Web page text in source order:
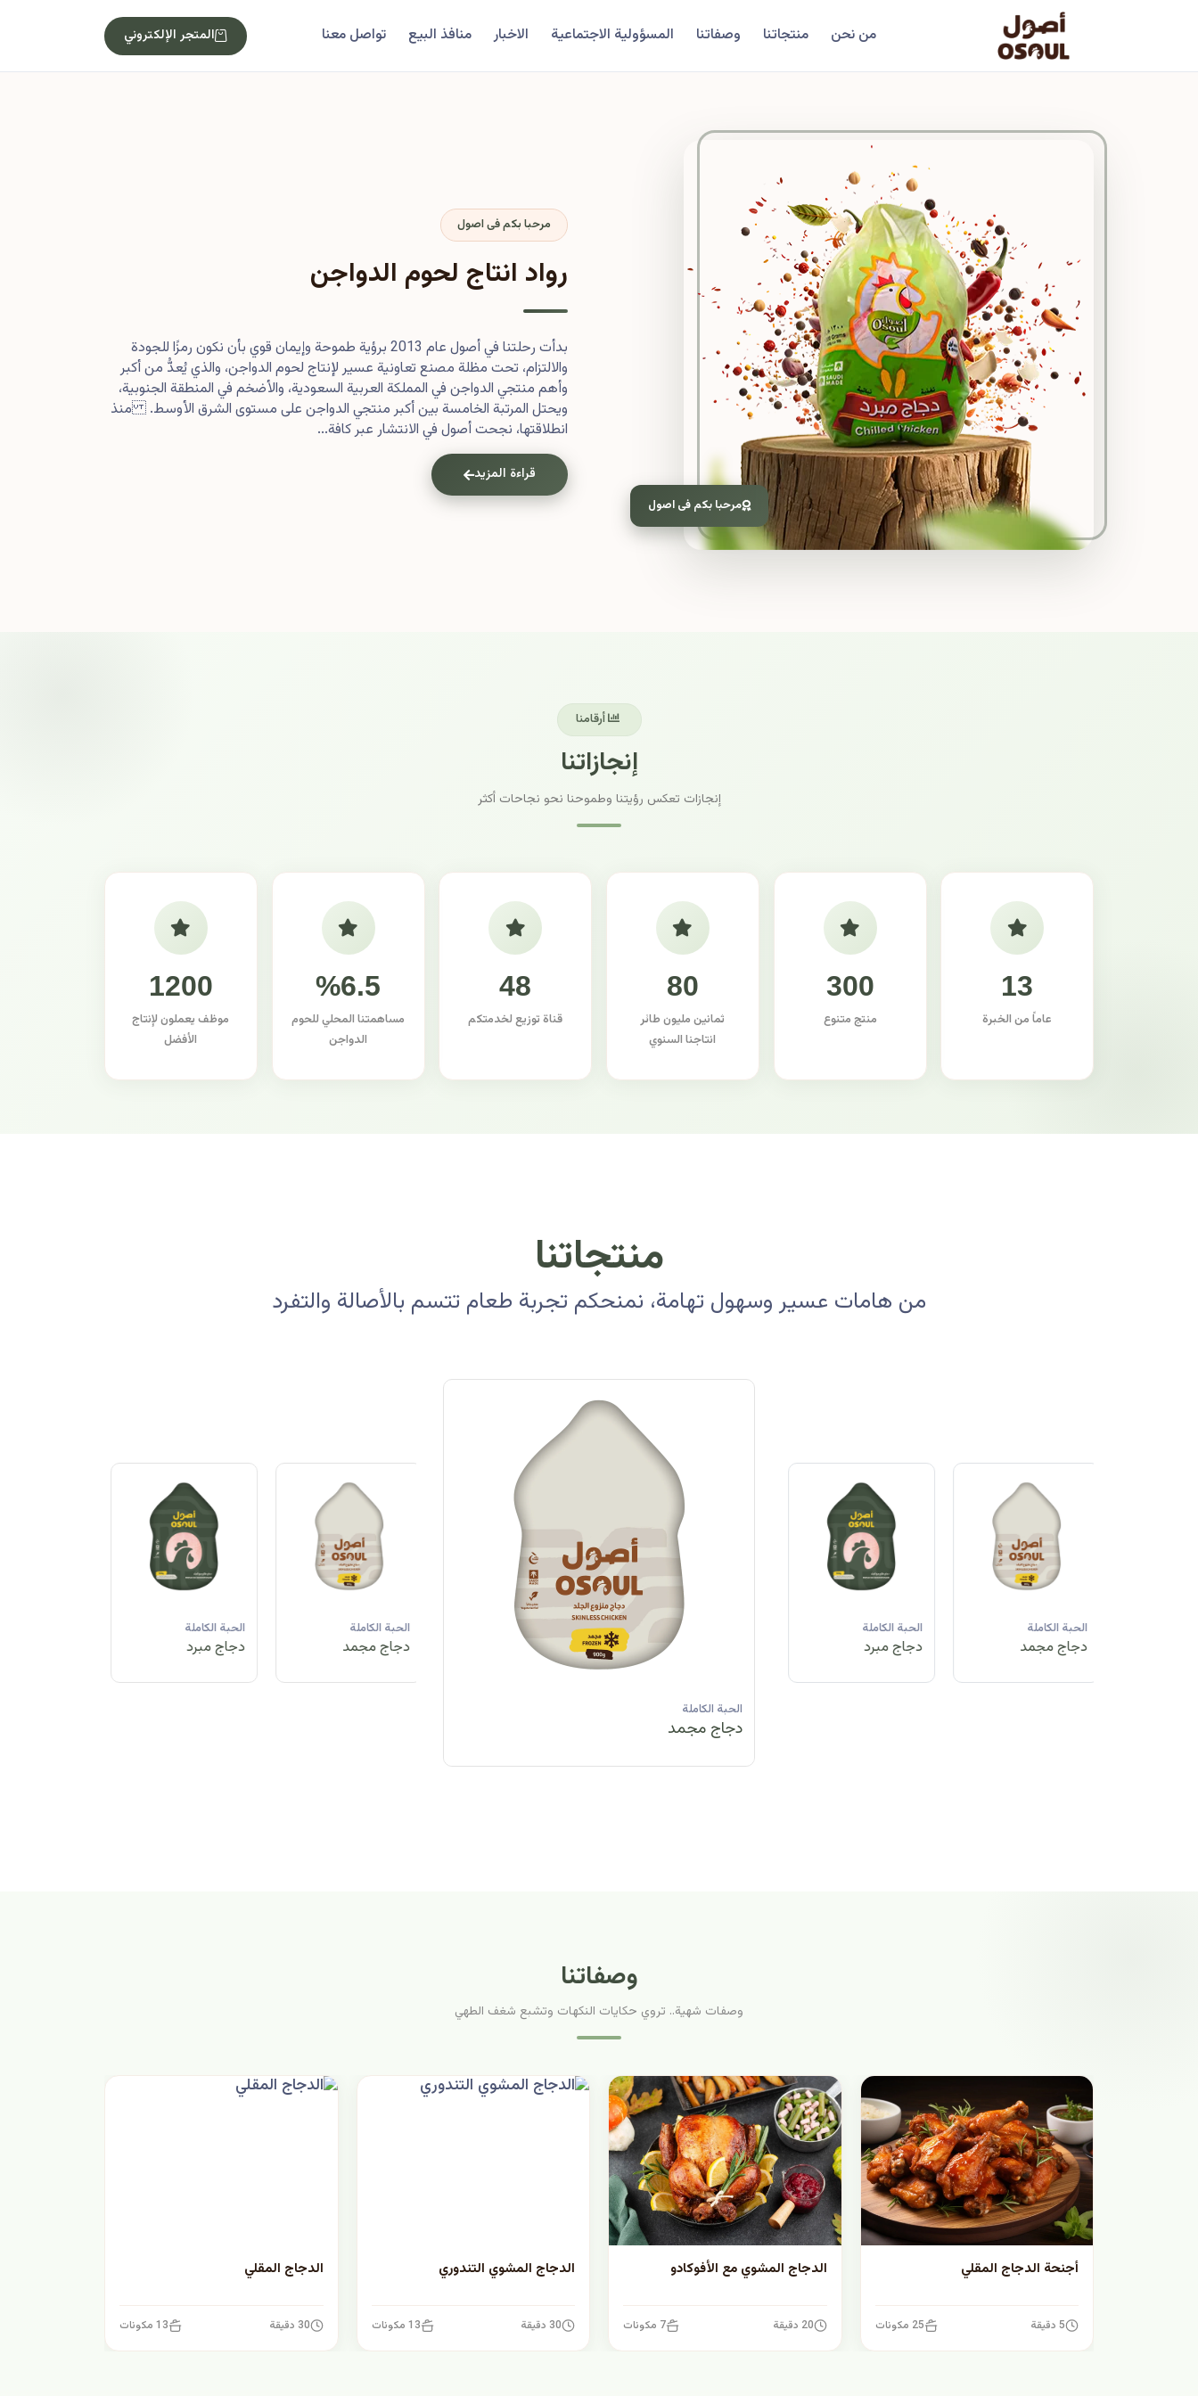
من نحن منتجاتنا وصفاتنا المسؤولية الاجتماعية الاخبار منافذ البيع تواصل معنا المتجر الإلكتروني
مرحبا بكم فى اصول
مرحبا بكم فى اصول
رواد انتاج لحوم الدواجن
بدأت رحلتنا في أصول عام 2013 برؤية طموحة وإيمان قوي بأن نكون رمزًا للجودة
والالتزام، تحت مظلة مصنع تعاونية عسير لإنتاج لحوم الدواجن، والذي يُعدُّ من أكبر
وأهم منتجي الدواجن في المملكة العربية السعودية، والأضخم في المنطقة الجنوبية،
ويحتل المرتبة الخامسة بين أكبر منتجي الدواجن على مستوى الشرق الأوسط. منذ
انطلاقتها، نجحت أصول في الانتشار عبر كافة...
قراءة المزيد
أرقامنا
إنجازاتنا
إنجازات تعكس رؤيتنا وطموحنا نحو نجاحات أكثر
13
عاماً من الخبرة
300
منتج متنوع
80
ثمانين مليون طائر
انتاجنا السنوي
48
قناة توزيع لخدمتكم
%6.5
مساهمتنا المحلي للحوم
الدواجن
1200
موظف يعملون لإنتاج
الأفضل
منتجاتنا
من هامات عسير وسهول تهامة، نمنحكم تجربة طعام تتسم بالأصالة والتفرد
الحبة الكاملة
دجاج مبرد
الحبة الكاملة
دجاج مجمد
الحبة الكاملة
دجاج مبرد
الحبة الكاملة
دجاج مجمد
الحبة الكاملة الحبة الكاملة
دجاج مجمد
الحبة الكاملة
دجاج مبرد
الحبة الكاملة
دجاج مجمد
وصفاتنا
وصفات شهية.. تروي حكايات النكهات وتشبع شغف الطهي
أجنحة الدجاج المقلي
5 دقيقة 25 مكونات
الدجاج المشوي مع الأفوكادو
20 دقيقة 7 مكونات
الدجاج المشوي التندوري
30 دقيقة 13 مكونات
الدجاج المقلي
30 دقيقة 13 مكونات